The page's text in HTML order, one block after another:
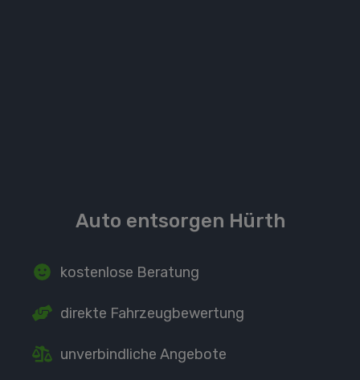
Auto entsorgen Hürth
kostenlose Beratung
direkte Fahrzeugbewertung
unverbindliche Angebote